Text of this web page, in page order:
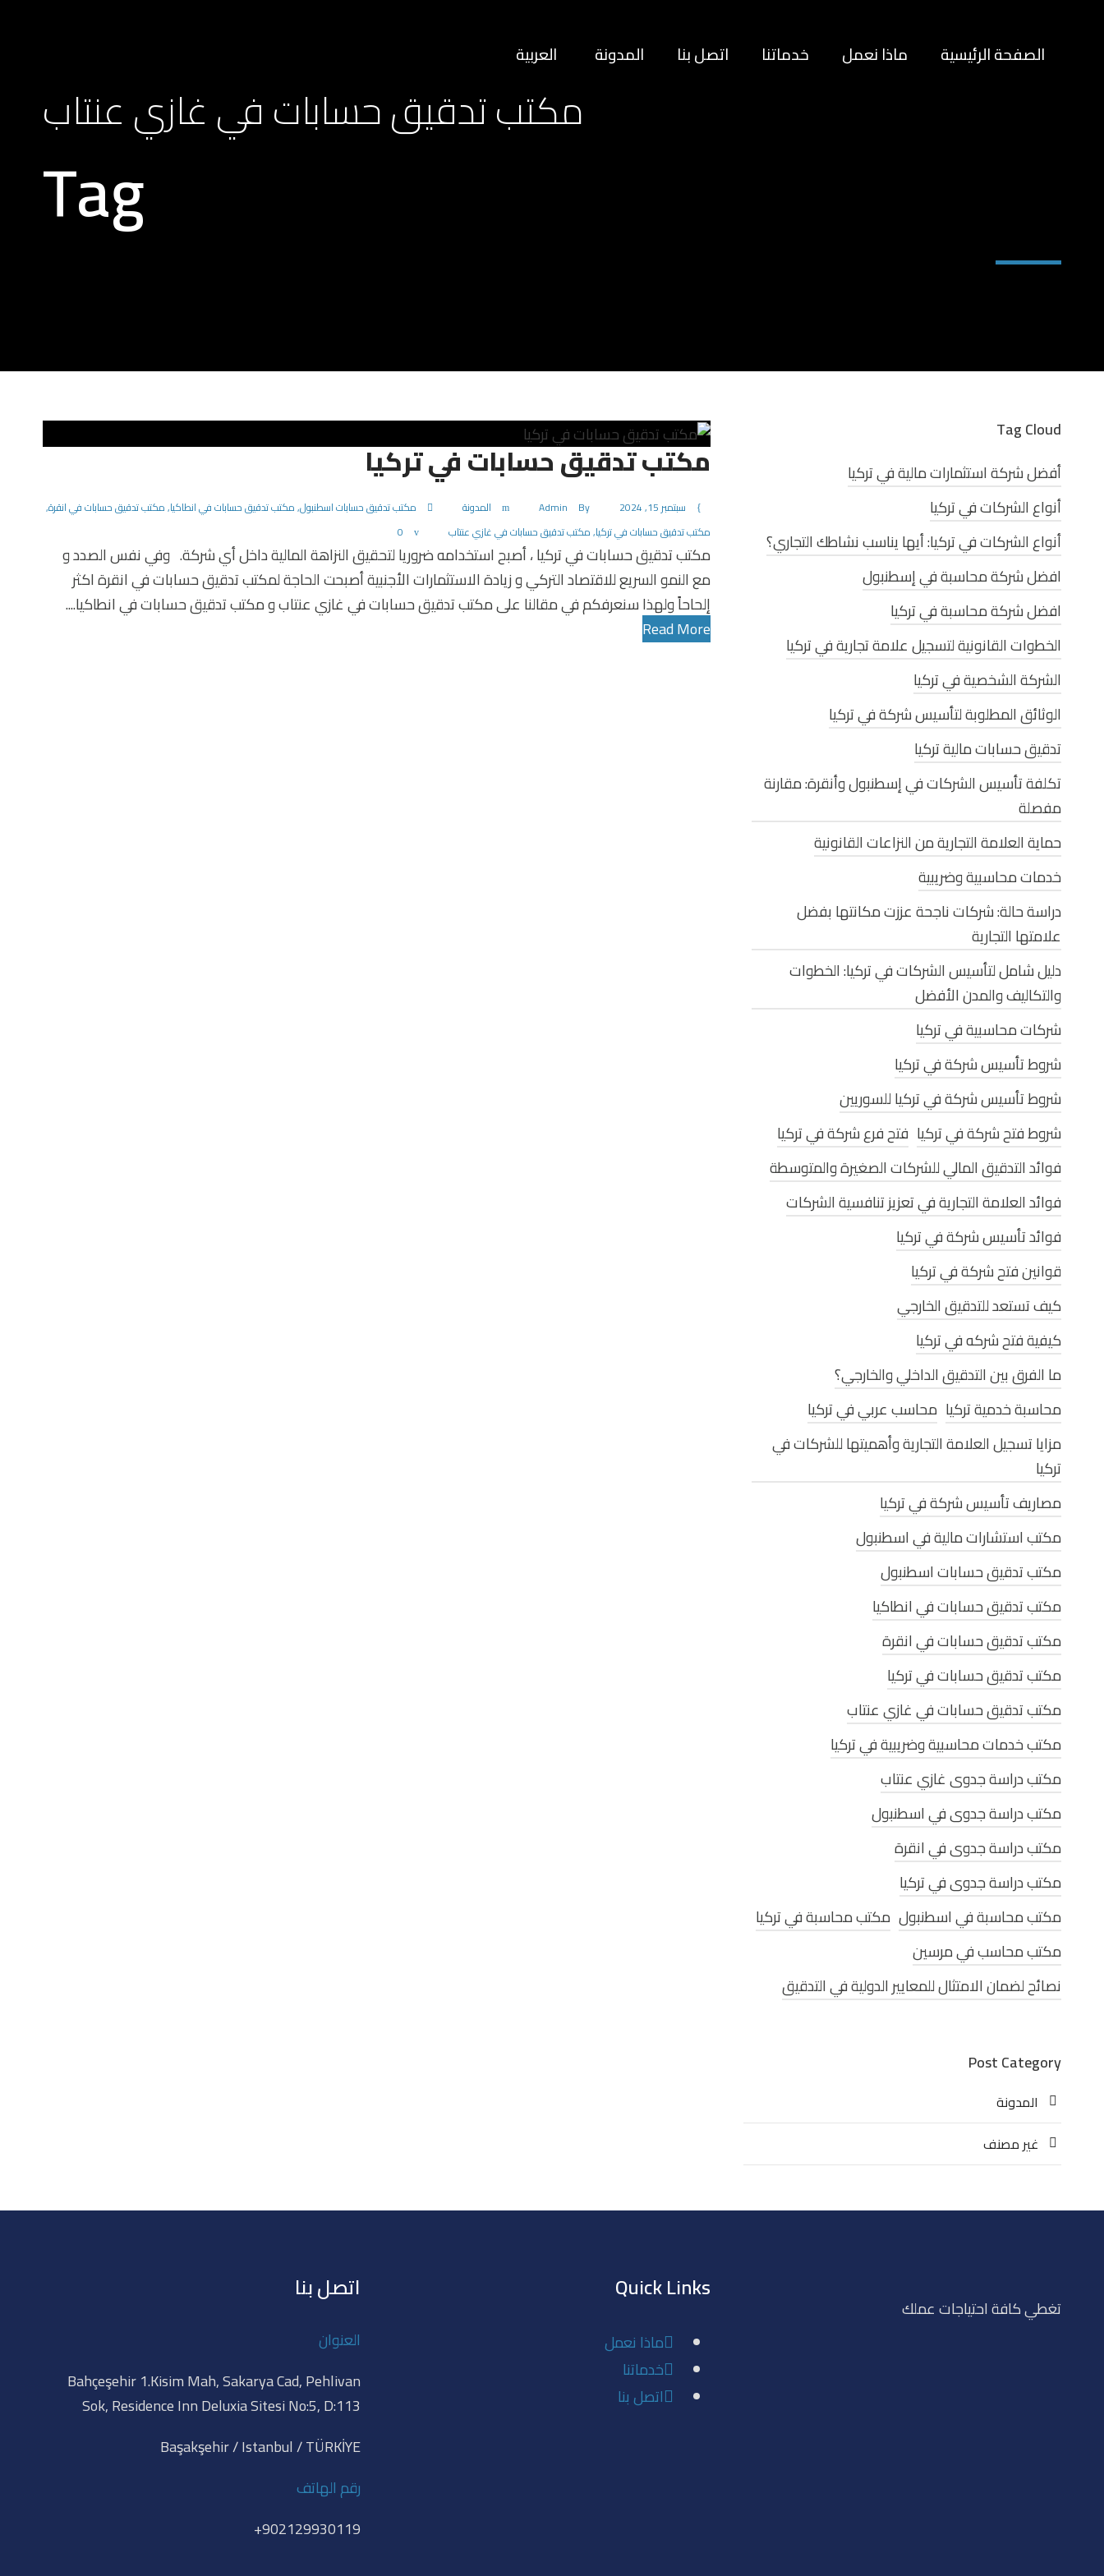
الصفحة الرئيسية ماذا نعمل خدماتنا اتصل بنا المدونة العربية
مكتب تدقيق حسابات في غازي عنتاب
Tag
مكتب تدقيق حسابات في تركيا
سبتمبر 15, 2024 By
Admin المدونة مكتب تدقيق حسابات اسطنبول,مكتب تدقيق حسابات في انطاكيا,مكتب تدقيق حسابات في انقرة,
مكتب تدقيق حسابات في تركيا,مكتب تدقيق حسابات في غازي عنتاب 0
مكتب تدقيق حسابات في تركيا ، أصبح استخدامه ضروريا لتحقيق النزاهة المالية داخل أي شركة. وفي نفس الصدد و
مع النمو السريع للاقتصاد التركي و زيادة الاستثمارات الأجنبية أصبحت الحاجة لمكتب تدقيق حسابات في انقرة اكثر
إلحاحاً ولهذا سنعرفكم في مقالنا على مكتب تدقيق حسابات في غازي عنتاب و مكتب تدقيق حسابات في انطاكيا....
Read More
Tag Cloud
أفضل شركة استثمارات مالية في تركيا
أنواع الشركات في تركيا
أنواع الشركات في تركيا: أيها يناسب نشاطك التجاري؟
افضل شركة محاسبة في إسطنبول
افضل شركة محاسبة في تركيا
الخطوات القانونية لتسجيل علامة تجارية في تركيا
الشركة الشخصية في تركيا
الوثائق المطلوبة لتأسيس شركة في تركيا
تدقيق حسابات مالية تركيا
تكلفة تأسيس الشركات في إسطنبول وأنقرة: مقارنة
مفصلة
حماية العلامة التجارية من النزاعات القانونية
خدمات محاسبية وضريبية
دراسة حالة: شركات ناجحة عززت مكانتها بفضل
علامتها التجارية
دليل شامل لتأسيس الشركات في تركيا: الخطوات
والتكاليف والمدن الأفضل
شركات محاسبية في تركيا
شروط تأسيس شركة في تركيا
شروط تأسيس شركة في تركيا للسوريين
شروط فتح شركة في تركيا فتح فرع شركة في تركيا
فوائد التدقيق المالي للشركات الصغيرة والمتوسطة
فوائد العلامة التجارية في تعزيز تنافسية الشركات
فوائد تأسيس شركة في تركيا
قوانين فتح شركة في تركيا
كيف تستعد للتدقيق الخارجي
كيفية فتح شركه في تركيا
ما الفرق بين التدقيق الداخلي والخارجي؟
محاسبة خدمية تركيا محاسب عربي في تركيا
مزايا تسجيل العلامة التجارية وأهميتها للشركات في
تركيا
مصاريف تأسيس شركة في تركيا
مكتب استشارات مالية في اسطنبول
مكتب تدقيق حسابات اسطنبول
مكتب تدقيق حسابات في انطاكيا
مكتب تدقيق حسابات في انقرة
مكتب تدقيق حسابات في تركيا
مكتب تدقيق حسابات في غازي عنتاب
مكتب خدمات محاسبية وضريبية في تركيا
مكتب دراسة جدوى غازي عنتاب
مكتب دراسة جدوى في اسطنبول
مكتب دراسة جدوى في انقرة
مكتب دراسة جدوى في تركيا
مكتب محاسبة في اسطنبول مكتب محاسبة في تركيا
مكتب محاسب في مرسين
نصائح لضمان الامتثال للمعايير الدولية في التدقيق
Post Category
المدونة
غير مصنف
تغطي كافة احتياجات عملك
Quick Links
ماذا نعمل
خدماتنا
اتصل بنا
اتصل بنا
العنوان
Bahçeşehir 1.Kisim Mah, Sakarya Cad, Pehlivan
Sok, Residence Inn Deluxia Sitesi No:5, D:113
Başakşehir / Istanbul / TÜRKİYE
رقم الهاتف
902129930119+